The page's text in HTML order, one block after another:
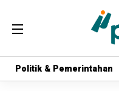
Politik & Pemerintahan
Politik & Pemerintahan